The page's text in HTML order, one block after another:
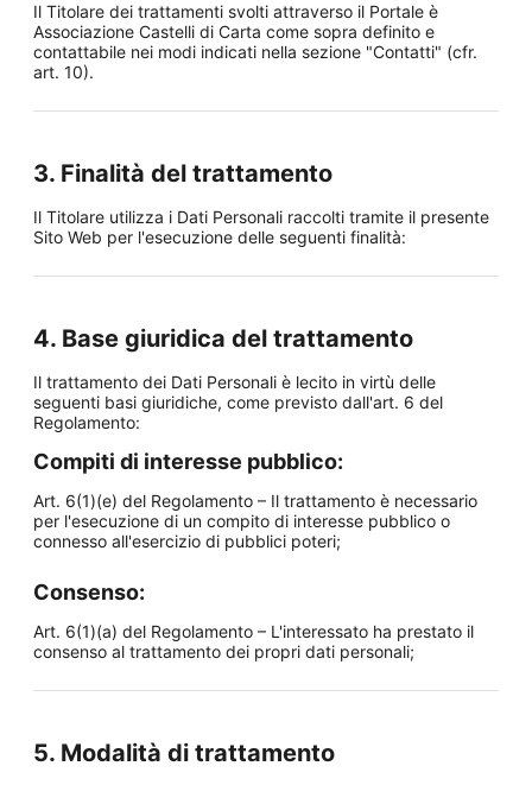
Il Titolare dei trattamenti svolti attraverso il Portale è
Associazione Castelli di Carta come sopra definito e
contattabile nei modi indicati nella sezione "Contatti" (cfr.
art. 10).
3. Finalità del trattamento
Il Titolare utilizza i Dati Personali raccolti tramite il presente
Sito Web per l'esecuzione delle seguenti finalità:
4. Base giuridica del trattamento
Il trattamento dei Dati Personali è lecito in virtù delle
seguenti basi giuridiche, come previsto dall'art. 6 del
Regolamento:
Compiti di interesse pubblico:
Art. 6(1)(e) del Regolamento – Il trattamento è necessario
per l'esecuzione di un compito di interesse pubblico o
connesso all'esercizio di pubblici poteri;
Consenso:
Art. 6(1)(a) del Regolamento – L'interessato ha prestato il
consenso al trattamento dei propri dati personali;
5. Modalità di trattamento